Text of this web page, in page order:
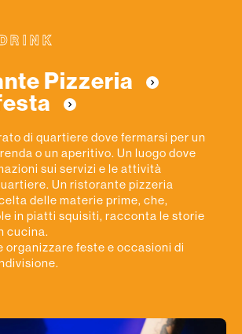
Pizzeria
di quartiere dove fermarsi per un
o un aperitivo. Un luogo dove
sui servizi e le attività
Un ristorante pizzeria
delle materie prime, che,
in piatti squisiti, racconta le storie
cucina.
organizzare feste e occasioni di